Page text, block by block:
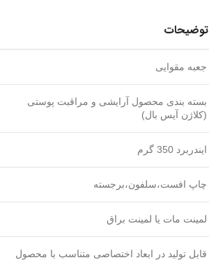
توضیحات
جعبه مقوایی
بسته‌ بندی محصول آرایشی و مراقبت پوستی
(کلاژن آیس بال)
ایندربرد 350 گرم
چاپ افست،سلفون،برجسته
لمینت مات یا لمینت براق
قابل تولید در ابعاد اختصاصی متناسب با محصول